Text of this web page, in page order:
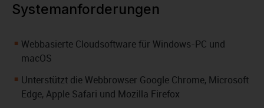
Systemanforderungen
Webbasierte Cloudsoftware für Windows-PC und
macOS
Unterstützt die Webbrowser Google Chrome, Microsoft
Edge, Apple Safari und Mozilla Firefox